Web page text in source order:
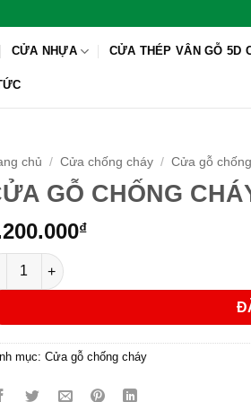
CỬA NHỰA CỬA THÉP VÂN GỖ 5D
chủ / Cửa chống cháy / Cửa gỗ
GỖ CHỐNG
₫
GỖ CHỐNG CHÁY P1-G1 số lượng
mục: Cửa gỗ chống cháy